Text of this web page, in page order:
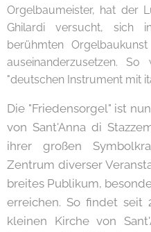
Orgelbaumeister, hat der
Ghilardi versucht, sich
berühmten
auseinanderzusetzen.
"deutschen Instrument mit
Die "Friedensorgel" ist
von Sant'Anna di
ihrer großen
Zentrum diverser
breites Publikum,
erreichen. So findet seit
kleinen Kirche von